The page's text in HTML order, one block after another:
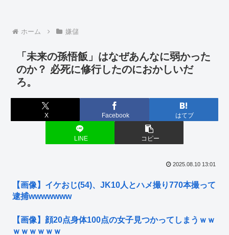
ホーム 嫌儲
「未来の孫悟飯」はなぜあんなに弱かった
のか？ 必死に修行したのにおかしいだ
ろ。
X Facebook はてブ
LINE コピー
2025.08.10 13:01
【画像】イケおじ(54)、JK10人とハメ撮り770本撮って
逮捕wwwwwww
【画像】顔20点身体100点の女子見つかってしまうｗｗ
ｗｗｗｗｗｗ